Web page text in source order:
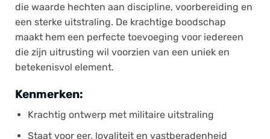
die waarde hechten aan discipline, voorbereiding en
een sterke uitstraling. De krachtige boodschap
maakt hem een perfecte toevoeging voor iedereen
die zijn uitrusting wil voorzien van een uniek en
betekenisvol element.
Kenmerken:
Krachtig ontwerp met militaire uitstraling
Staat voor eer, loyaliteit en vastberadenheid